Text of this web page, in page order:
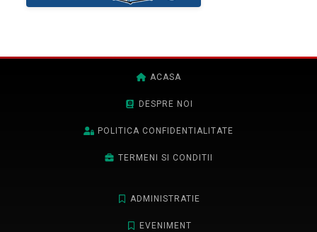
ACASA
DESPRE NOI
POLITICA CONFIDENTIALITATE
TERMENI SI CONDITII
ADMINISTRATIE
EVENIMENT